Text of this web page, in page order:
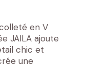
en V
JAILA ajoute
chic et
une